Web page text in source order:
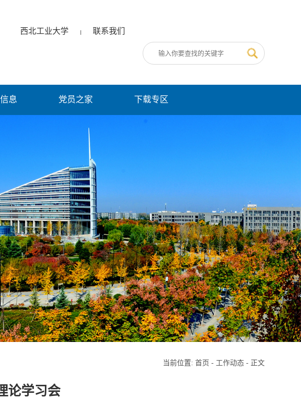
西北工业大学 | 联系我们
息 党员之家 下载专区
当前位置: 首页 - 工作动态 - 正文
论学习会